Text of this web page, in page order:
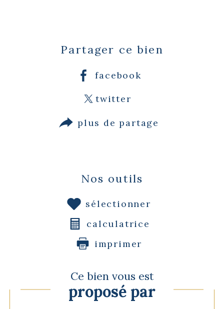
Partager ce bien
facebook
twitter
plus de partage
Nos outils
sélectionner
calculatrice
imprimer
Ce bien vous est
proposé par